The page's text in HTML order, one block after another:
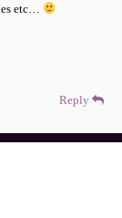
etc…
Reply